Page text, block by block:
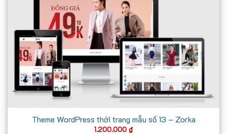
Theme WordPress thời trang mẫu số 13 – Zorka
1.200.000 ₫